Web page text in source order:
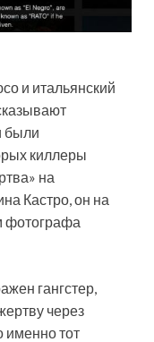
и итальянский
были
киллеры
на
Кастро, он на
фотографа
гангстер,
через
именно тот